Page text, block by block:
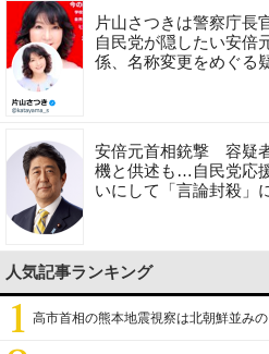
片山さつきは警察庁長
自民党が隠したい安倍
係、名称変更をめぐる
安倍元首相銃撃 容疑
機と供述も…自民党応
いにして「言論封殺」
人気記事ランキング
高市首相の熊本地震視察は北朝鮮並みの